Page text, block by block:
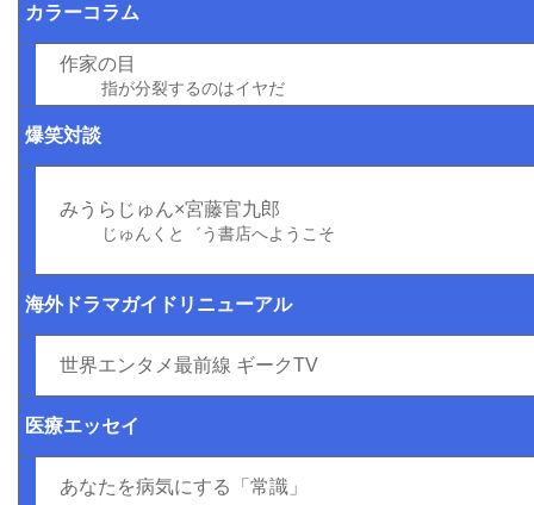
カラーコラム
作家の目
指が分裂するのはイヤだ
爆笑対談
みうらじゅん×宮藤官九郎
じゅんくと゛う書店へようこそ
海外ドラマガイドリニューアル
世界エンタメ最前線 ギークTV
医療エッセイ
あなたを病気にする「常識」